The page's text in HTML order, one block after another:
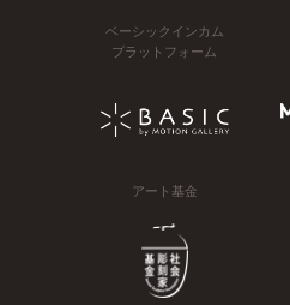
ベーシックインカム
プラットフォーム
アート基金